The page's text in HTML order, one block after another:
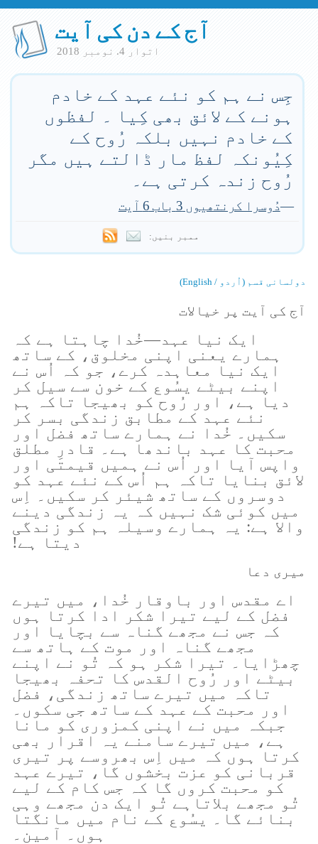
آج کے دن کی آیت
اتوار 4. نومبر 2018
جِس نے ہم کو نئے عہد کے خادم
ہونے کے لائق بھی کِیا ۔ لفظوں
کے خادم نہیں بلکہ رُوح کے
کِیُونکہ لفظ مار ڈالتے ہیں مگر
رُوح زندہ کرتی ہے۔
—دُوسرا کرنتھیوں 3 باب 6 آیت
ممبر بنیں:
دولسانی قسم (اُردو / English)
آج کی آیت پر خیالات
ایک نیا عہد—خُدا چاہتا ہے کہ
ہمارے یعنی اپنی مخلوق، کے ساتھ
ایک نیا معاہدہ کرے، جو کہ اُس نے
اپنے بیٹے یسُوع کے خون سے سیل کر
دیا ہے، اور رُوح کو بھیجا تاکہ ہم
نئے عہد کے مطابق زندگی بسر کر
سکیں۔ خُدا نے ہمارے ساتھ فضل اور
محبت کا عہد باندھا ہے۔ قادرِ مطلق
واپس آیا اور اُس نے ہمیں قیمتی اور
لائق بنایا تاکہ ہم اُس کے نئے عہد کو
دوسروں کے ساتھ شیئر کر سکیں۔ اِس
میں کوئی شک نہیں کہ یہ زندگی دینے
والا ہے: یہ ہمارے وسیلہ ہم کو زندگی
دیتا ہے!
میری دعا
اے مقدس اور باوقار خُدا، میں تیرے
فضل کے لیے تیرا شکر ادا کرتا ہوں
کہ جس نے مجھے گناہ سے بچایا اور
مجھے گناہ اور موت کے ہاتھ سے
چھڑایا۔ تیرا شکر ہو کہ تُو نے اپنے
بیٹے اور رُوح القدس کا تحفہ بھیجا
تاکہ میں تیرے ساتھ زندگی، فضل
اور محبت کے عہد کے ساتھ جی سکوں۔
جبکہ میں نے اپنی کمزوری کو مانا
ہے، میں تیرے سامنے یہ اقرار بھی
کرتا ہوں کہ میں اِس بھروسے پر تیری
قربانی کو عزت بخشوں گا، تیرے عہد
کو محبت کروں گا کہ جس کام کے لیے
تُو مجھے بلاتاہے تُو ایک دن مجھے وہی
بنائے گا۔ یسُوع کے نام میں مانگتا
ہوں۔ آمین۔